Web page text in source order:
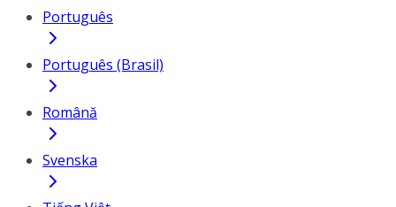
Português
Português (Brasil)
Română
Svenska